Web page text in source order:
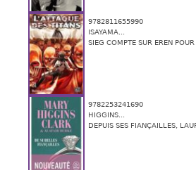
9782811655990
ISAYAMA...
SIEG COMPTE SUR EREN POUR
9782253241690
HIGGINS...
DEPUIS SES FIANÇAILLES,